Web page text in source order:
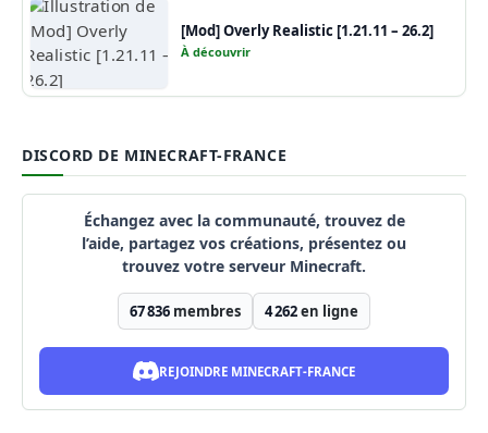
[Mod] Overly Realistic [1.21.11 – 26.2]
À découvrir
DISCORD DE MINECRAFT-FRANCE
Échangez avec la communauté, trouvez de
l’aide, partagez vos créations, présentez ou
trouvez votre serveur Minecraft.
67 836 membres 4 262en ligne
REJOINDRE MINECRAFT-FRANCE